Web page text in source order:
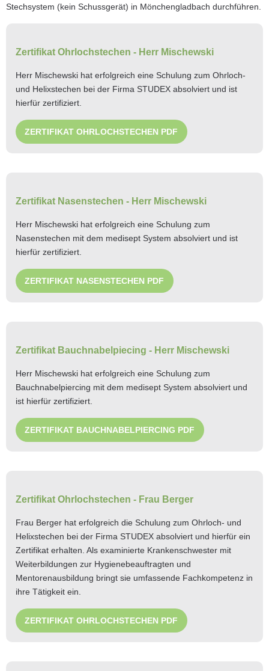
Stechsystem (kein Schussgerät) in Mönchengladbach durchführen.
Zertifikat Ohrlochstechen - Herr Mischewski
Herr Mischewski hat erfolgreich eine Schulung zum Ohrloch-
und Helixstechen bei der Firma STUDEX absolviert und ist
hierfür zertifiziert.
ZERTIFIKAT OHRLOCHSTECHEN PDF
Zertifikat Nasenstechen - Herr Mischewski
Herr Mischewski hat erfolgreich eine Schulung zum
Nasenstechen mit dem medisept System absolviert und ist
hierfür zertifiziert.
ZERTIFIKAT NASENSTECHEN PDF
Zertifikat Bauchnabelpiecing - Herr Mischewski
Herr Mischewski hat erfolgreich eine Schulung zum
Bauchnabelpiercing mit dem medisept System absolviert und
ist hierfür zertifiziert.
ZERTIFIKAT BAUCHNABELPIERCING PDF
Zertifikat Ohrlochstechen - Frau Berger
Frau Berger hat erfolgreich die Schulung zum Ohrloch- und
Helixstechen bei der Firma STUDEX absolviert und hierfür ein
Zertifikat erhalten. Als examinierte Krankenschwester mit
Weiterbildungen zur Hygienebeauftragten und
Mentorenausbildung bringt sie umfassende Fachkompetenz in
ihre Tätigkeit ein.
ZERTIFIKAT OHRLOCHSTECHEN PDF